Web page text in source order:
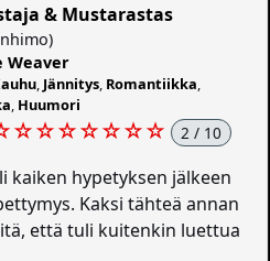
& Mustarastas
Weaver
Jännitys Romantiikka
Huumori
☆☆☆☆☆☆☆ 2 / 10
kaiken hypetyksen jälkeen
Kaksi tähteä annan
että tuli kuitenkin luettua